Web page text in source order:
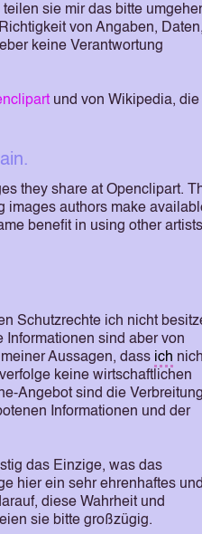
sie mir das bitte
von Angaben, Daten,
keine Verantwortung
und von Wikipedia, die
they share at Openclipart.
images authors make
benefit in using other artists
Schutzrechte ich nicht
Informationen sind aber von
meiner Aussagen, dass ich
keine wirtschaftlichen
Angebot sind die
Informationen und der
das Einzige, was das
hier ein sehr ehrenhaftes und
diese Wahrheit und
sie bitte großzügig.